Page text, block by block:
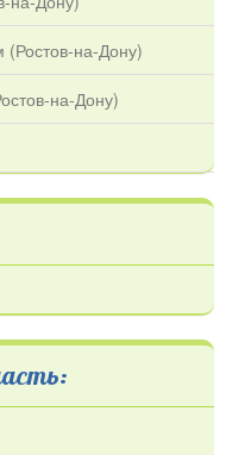
(Ростов-на-Дону)
на-Дону)